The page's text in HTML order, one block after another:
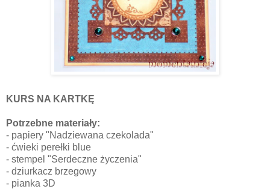
KURS NA KARTKĘ
Potrzebne materiały:
- papiery "Nadziewana czekolada"
- ćwieki perełki blue
- stempel "Serdeczne życzenia"
- dziurkacz brzegowy
- pianka 3D